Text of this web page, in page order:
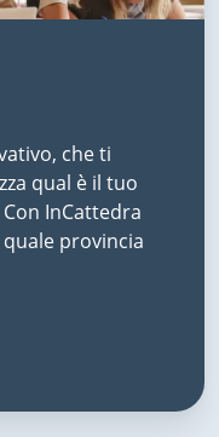
che ti
qual è il tuo
InCattedra
provincia